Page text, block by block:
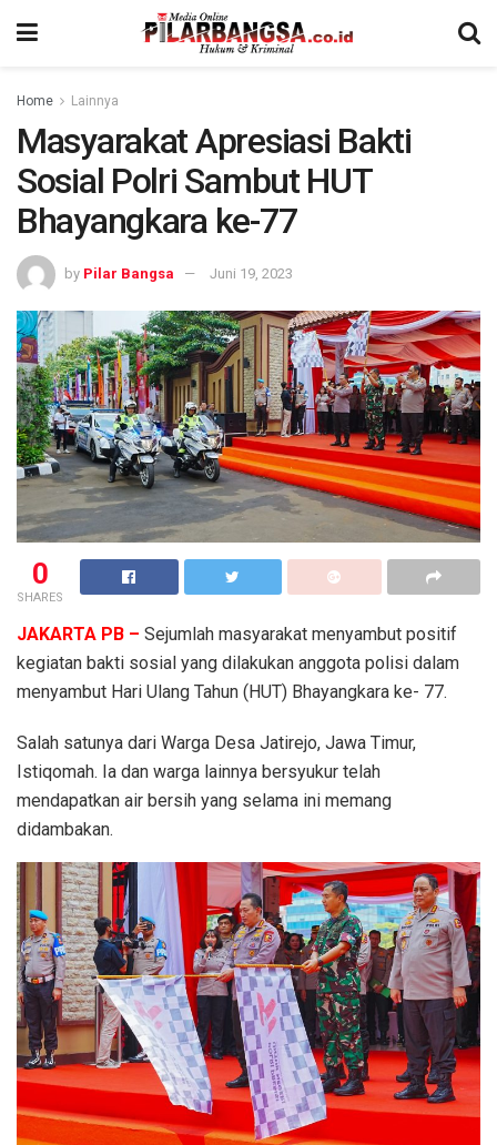
Home Lainnya
Masyarakat Apresiasi Bakti
Sosial Polri Sambut HUT
Bhayangkara ke-77
by Pilar Bangsa Juni 19, 2023
0
SHARES
JAKARTA PB – Sejumlah masyarakat menyambut positif
kegiatan bakti sosial yang dilakukan anggota polisi dalam
menyambut Hari Ulang Tahun (HUT) Bhayangkara ke- 77.
Salah satunya dari Warga Desa Jatirejo, Jawa Timur,
Istiqomah. Ia dan warga lainnya bersyukur telah
mendapatkan air bersih yang selama ini memang
didambakan.